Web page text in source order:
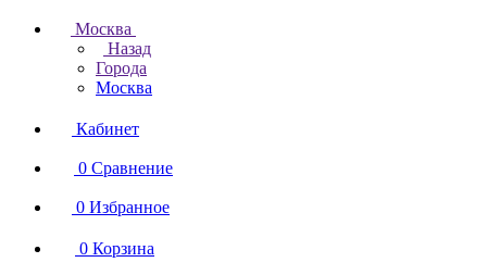
Москва
Назад
Города
Москва
Кабинет
0 Сравнение
0 Избранное
0 Корзина